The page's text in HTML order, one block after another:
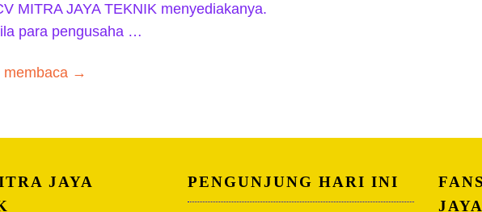
MITRA JAYA TEKNIK menyediakanya.
para pengusaha …
membaca →
JAYA
PENGUNJUNG HARI INI